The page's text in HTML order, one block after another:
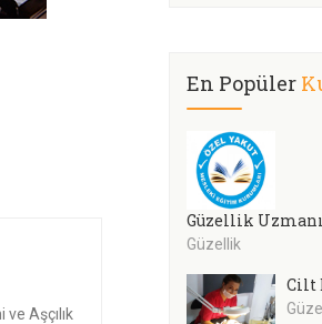
Aşçılık
En Popüler
Güzellik
Güzellik
Cilt